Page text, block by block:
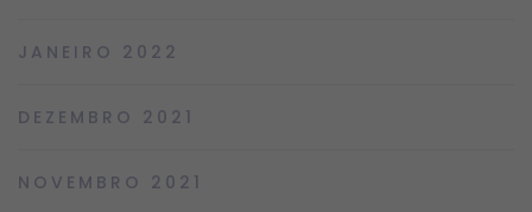
JANEIRO 2022
DEZEMBRO 2021
NOVEMBRO 2021